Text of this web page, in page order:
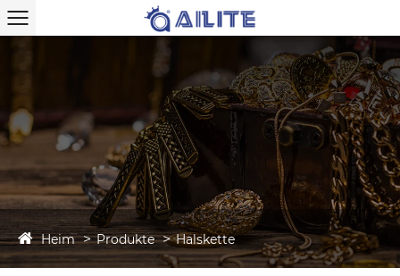
Heim Produkte Halskette